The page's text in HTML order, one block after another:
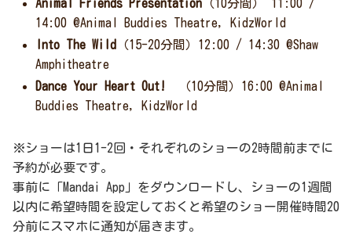
Animal Friends Presentation （10分間） 11:00 /
14:00 @Animal Buddies Theatre, KidzWorld
Into The Wild
（15-20分間）12:00 / 14:30 @Shaw
Amphitheatre
Dance Your Heart Out!
（10分間）16:00 @Animal
Buddies Theatre, KidzWorld
※ショーは1日1-2回・それぞれのショーの2時間前までに
予約が必要です。
事前に「Mandai App」をダウンロードし、ショーの1週間
以内に希望時間を設定しておくと希望のショー開催時間20
分前にスマホに通知が届きます。